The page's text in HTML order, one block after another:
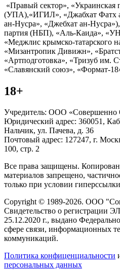
«Правый сектор», «Украинская
(УПА),«ИГИЛ», «Джабхат Фатх
ан-Нусра», «Джебхат ан-
партия (НБП), «Аль-Каида»,
«Меджлис крымско-татарского
«Мизантропик Дивижн»,
«Артподготовка», «Тризуб им.
«Славянский союз», «Формат-
18+
Учредитель: ООО «Совершенно
Юридический адрес: 360051,
Нальчик, ул. Пачева, д. 36
Почтовый адрес: 127247, г.
100, стр. 2
Все права защищены.
материалов запрещено,
только при условии
Copyright © 1989-2026. ООО
Свидетельство о регистрации
25.12.2020 г., выдано
сфере связи, информационных
коммуникаций.
Политика конфиценциальности
персональных данных